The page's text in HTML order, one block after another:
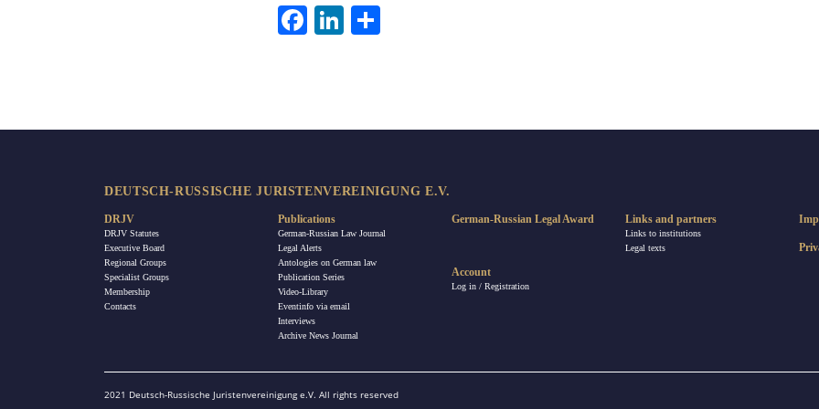
FacebookLinkedIn
DEUTSCH-RUSSISCHE JURISTENVEREINIGUNG E.V.
DRJV
DRJV Statutes
Executive Board
Regional Groups
Specialist Groups
Membership
Contacts
Publications
German-Russian Law Journal
Legal Alerts
Antologies on German law
Publication Series
Video-Library
Eventinfo via email
Interviews
Archive News Journal
German-Russian Legal Award
Account
Log in / Registration
Links and partners
Links to institutions
Legal texts
2021 Deutsch-Russische Juristenvereinigung e.V. All rights reserved